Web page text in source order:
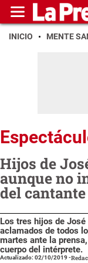
INICIO MENTE
Hijos de
aunque no
del cantante
Los tres hijos de
aclamados de todos
martes ante la
cuerpo del intérprete.
Actualizado: 02/10/2019-